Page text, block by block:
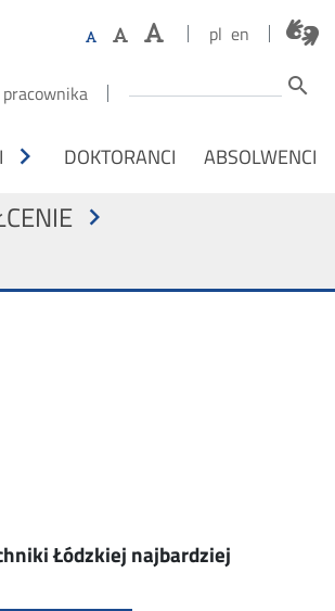
pl en
search
chevron_right DOKTORANCI ABSOLWENCI
chevron_right
Łódzkiej najbardziej